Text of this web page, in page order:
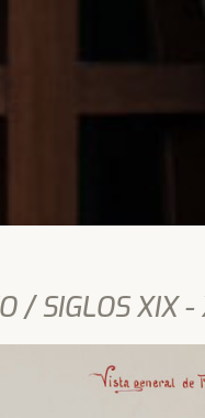
/ SIGLOS XIX -